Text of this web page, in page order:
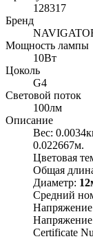
128317
Бренд
Мощность лампы
10Вт
Цоколь
G4
Световой поток
100лм
Описание
Вес:
0.022667м.
Цветовая
Общая
Диаметр:
Средний
Certificate